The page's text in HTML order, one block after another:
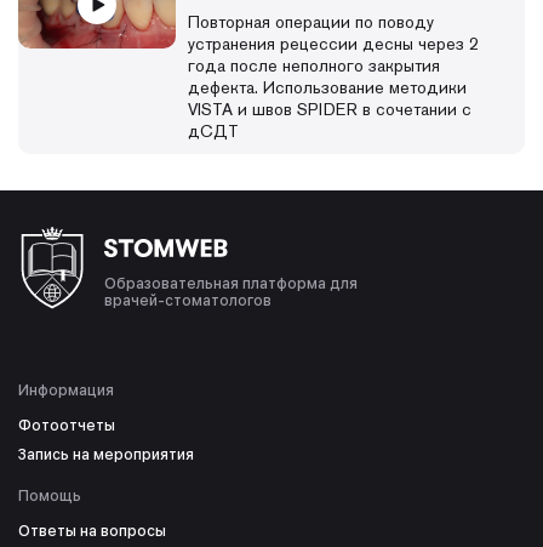
Повторная операции по поводу
устранения рецессии десны через 2
года после неполного закрытия
дефекта. Использование методики
VISTA и швов SPIDER в сочетании с
дСДТ
Образовательная платформа для
врачей-стоматологов
Информация
Фотоотчеты
Запись на мероприятия
Помощь
Ответы на вопросы